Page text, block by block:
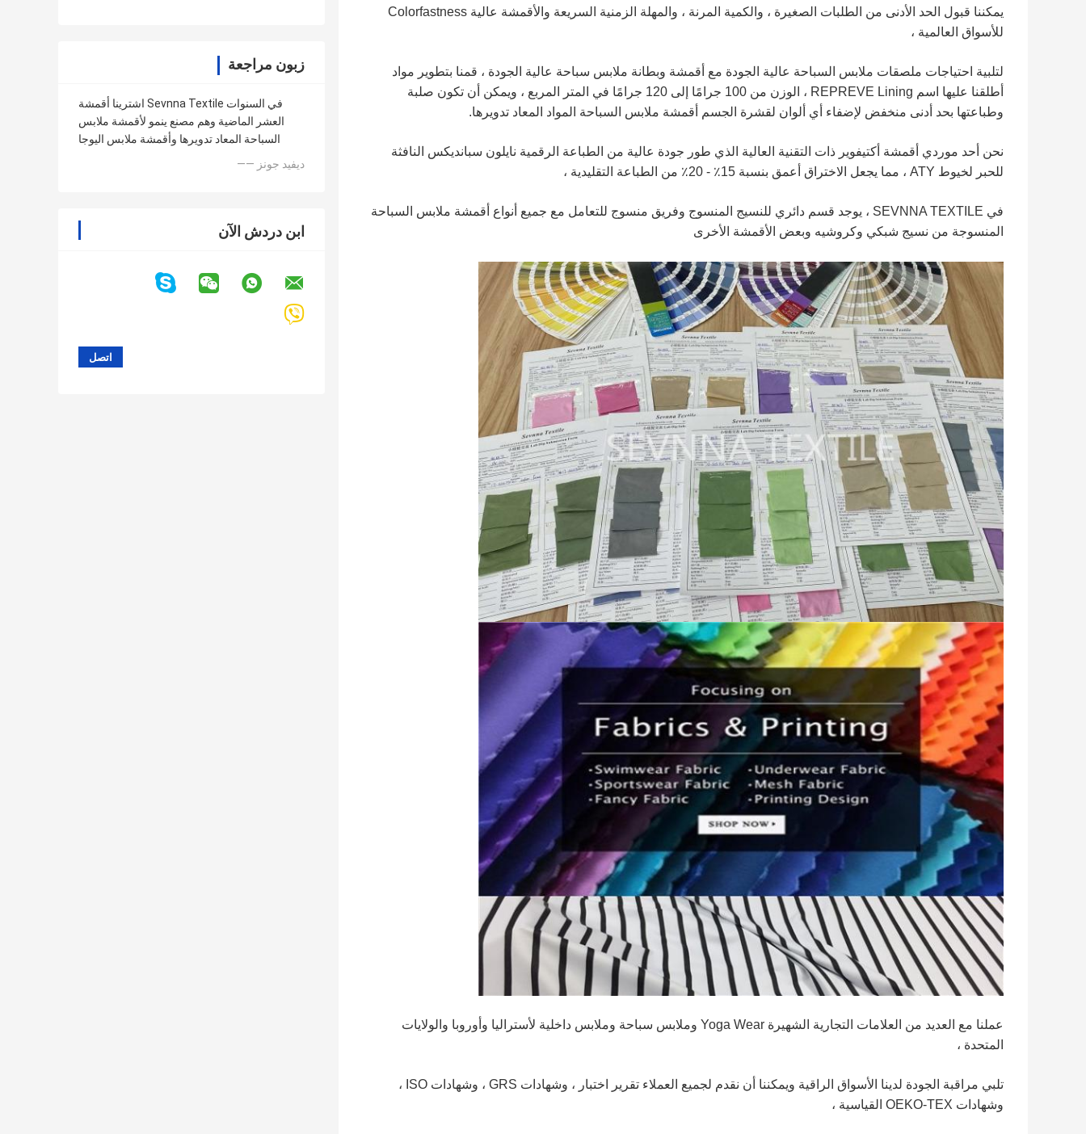
زبون مراجعة
اشترينا أقمشة Sevnna Textile في السنوات
العشر الماضية وهم مصنع ينمو لأقمشة ملابس
السباحة المعاد تدويرها وأقمشة ملابس اليوجا
—— ديفيد جونز
ابن دردش الآن
يمكننا قبول الحد الأدنى من الطلبات الصغيرة ، والكمية المرنة ، والمهلة الزمنية السريعة والأقمشة عالية Colorfastness
للأسواق العالمية ،
لتلبية احتياجات ملصقات ملابس السباحة عالية الجودة مع أقمشة وبطانة ملابس سباحة عالية الجودة ، قمنا بتطوير مواد
أطلقنا عليها اسم REPREVE Lining ، الوزن من 100 جرامًا إلى 120 جرامًا في المتر المربع ، ويمكن أن تكون صلبة
وطباعتها بحد أدنى منخفض لإضفاء أي ألوان لقشرة الجسم أقمشة ملابس السباحة المواد المعاد تدويرها.
نحن أحد موردي أقمشة أكتيفوير ذات التقنية العالية الذي طور جودة عالية من الطباعة الرقمية نايلون سبانديكس النافثة
للحبر لخيوط ATY ، مما يجعل الاختراق أعمق بنسبة 15٪ - 20٪ من الطباعة التقليدية ،
في SEVNNA TEXTILE ، يوجد قسم دائري للنسيج المنسوج وفريق منسوج للتعامل مع جميع أنواع أقمشة ملابس السباحة
المنسوجة من نسيج شبكي وكروشيه وبعض الأقمشة الأخرى
عملنا مع العديد من العلامات التجارية الشهيرة Yoga Wear وملابس سباحة وملابس داخلية لأستراليا وأوروبا والولايات
المتحدة ،
تلبي مراقبة الجودة لدينا الأسواق الراقية ويمكننا أن نقدم لجميع العملاء تقرير اختبار ، وشهادات GRS ، وشهادات ISO ،
وشهادات OEKO-TEX القياسية ،